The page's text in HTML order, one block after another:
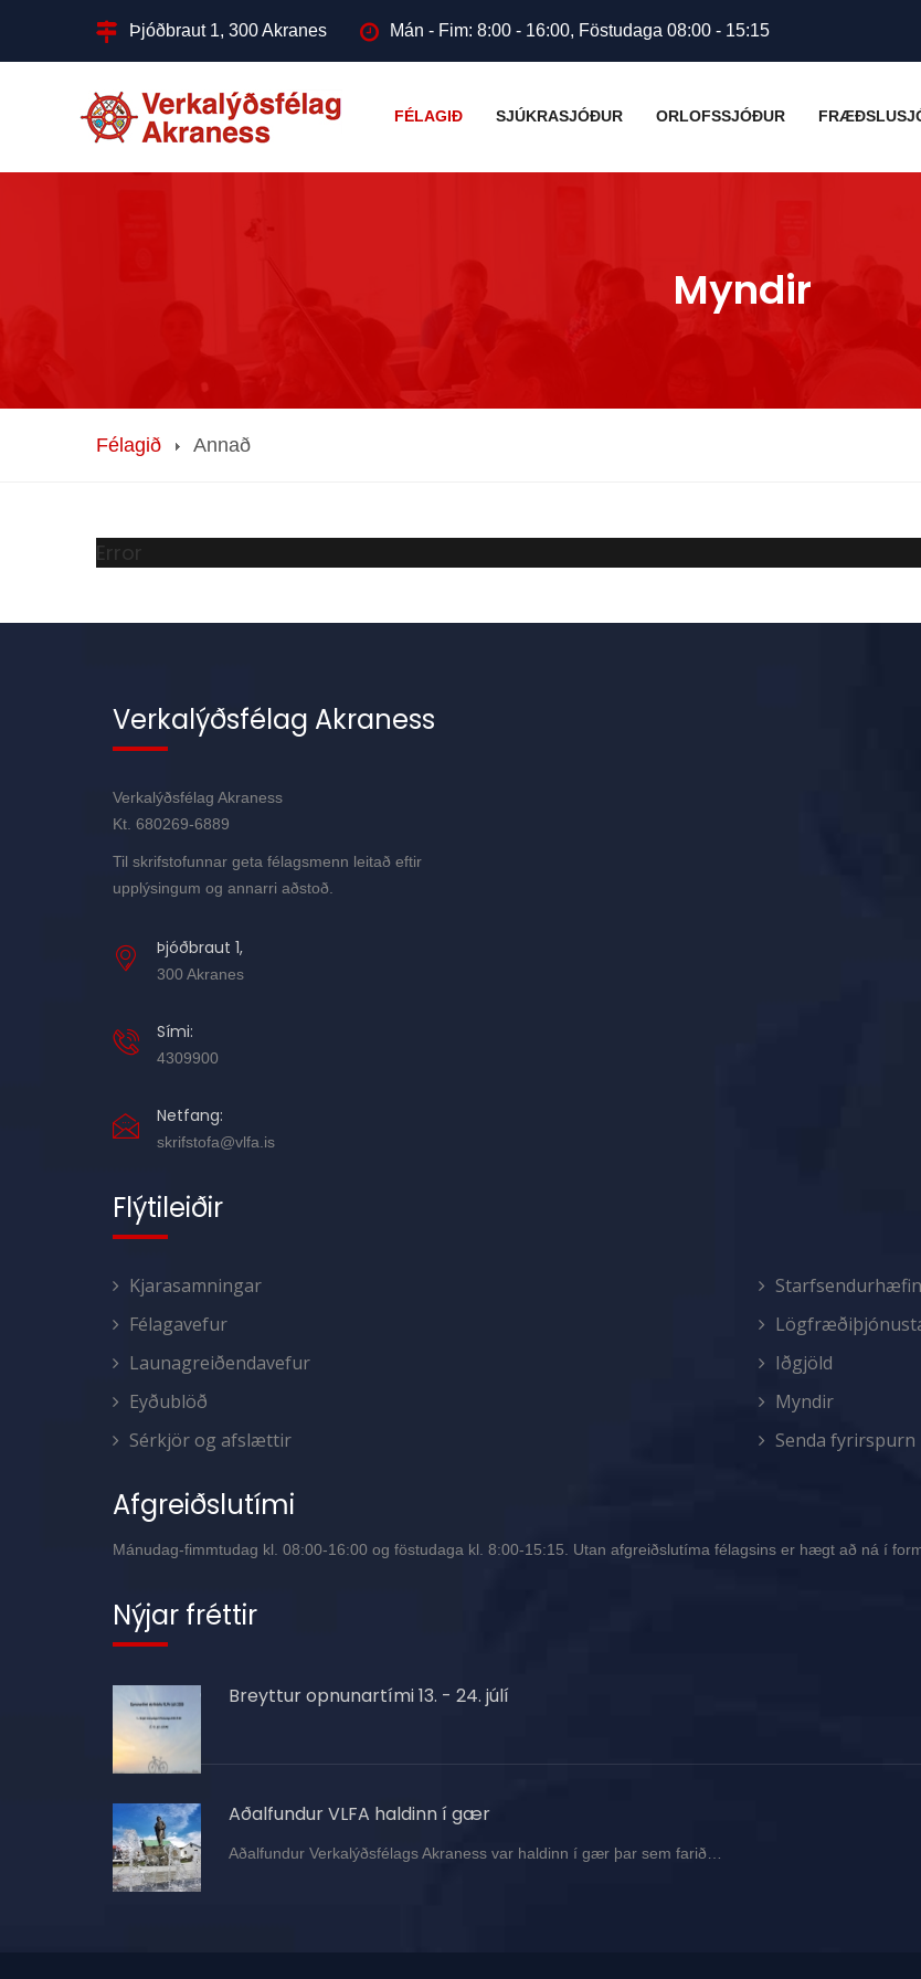
Þjóðbraut 1, 300 Akranes Mán - Fim: 8:00 - 16:00, Föstudaga 08:00 - 15:15
FÉLAGIÐ SJÚKRASJÓÐUR ORLOFSSJÓÐUR
Myndir
Félagið Annað
Error
Verkalýðsfélag Akraness
Verkalýðsfélag Akraness
Kt. 680269-6889
Til skrifstofunnar geta félagsmenn leitað eftir
upplýsingum og annarri aðstoð.
Þjóðbraut 1,
300 Akranes
Sími:
4309900
Netfang:
skrifstofa@vlfa.is
Flýtileiðir
Kjarasamningar
Félagavefur
Launagreiðendavefur
Eyðublöð
Sérkjör og afslættir
Iðgjöld
Myndir
Senda fyrirspurn
Afgreiðslutími
Mánudag-fimmtudag kl. 08:00-16:00 og föstudaga kl. 8:00-15:15. Utan afgreiðslutíma félagsins er hægt að ná í
Nýjar fréttir
Breyttur opnunartími 13. - 24. júlí
Aðalfundur VLFA haldinn í gær
Aðalfundur Verkalýðsfélags Akraness var haldinn í gær þar sem farið…